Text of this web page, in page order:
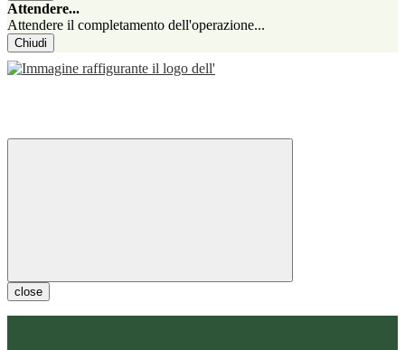
Attendere...
Attendere il completamento dell'operazione...
Chiudi
close